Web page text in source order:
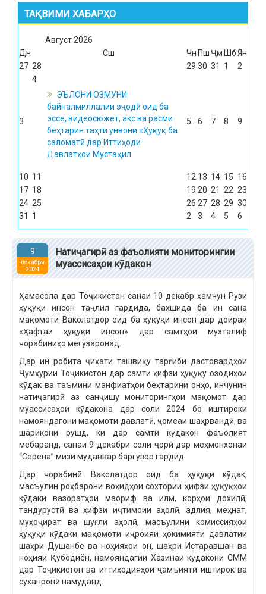
ТАҚВИМИ ХАБАРҲО
Август2026
Дн
Сш Чн Пш Ҷм ШбЯн
27 28 29 30 31 1 2
3
4
ЭЪЛОНИ ОЗМУНИ
байналмиллалии эҷодӣ оид ба
эссе, видеосюжет, акс ва расми
беҳтарин таҳти унвони «Ҳуқуқ ба
саломатӣ дар Иттиҳоди
Давлатҳои Мустақил
5 6 7 8 9
10 11 12 13 14 15 16
17 18 19 20 21 22 23
24 25 26 27 28 29 30
31
1 2 3 4 5 6
9
декабри
2024
Натиҷагирӣ аз фаъолияти мониторингии
муассисаҳои кӯдакон
Ҳамасола дар Тоҷикистон санаи 10 декабр ҳамчун Рӯзи
ҳуқуқи инсон таҷлил гардида, бахшида ба ин сана
мақомоти Ваколатдор оид ба ҳуқуқи инсон дар доираи
«Ҳафтаи ҳуқуқи инсон» дар самтҳои мухталиф
чорабиниҳо мегузаронад.
Дар ин робита ҷиҳати ташвиқу тарғиби дастовардҳои
Ҷумҳурии Тоҷикистон дар самти ҳифзи ҳуқуқу озодиҳои
кӯдак ва таъмини манфиатҳои беҳтарини онҳо, инчунин
натиҷагирӣ аз санҷишу мониторингҳои мақомот дар
муассисаҳои кӯдакона дар соли 2024 бо иштироки
намояндагони мақомоти давлатӣ, ҷомеаи шаҳрвандӣ, ва
шарикони рушд, ки дар самти кӯдакон фаъолият
мебаранд, санаи 9 декабри соли ҷорӣ дар меҳмонхонаи
“Серена” мизи мудаввар баргузор гардид.
Дар чорабинӣ Ваколатдор оид ба ҳуқуқи кӯдак,
масъулин роҳбарони воҳидҳои сохтории ҳифзи ҳуқуқҳои
кӯдаки вазоратҳои маориф ва илм, корҳои дохилӣ,
тандурустӣ ва ҳифзи иҷтимоии аҳолӣ, адлия, меҳнат,
муҳоҷират ва шуғли аҳолӣ, масъулини комиссияҳои
ҳуқуқи кӯдаки мақомоти иҷроияи ҳокимияти давлатии
шаҳри Душанбе ва ноҳияҳои он, шаҳри Истаравшан ва
ноҳияи Қубодиён, намояндагии Хазинаи кӯдакони СММ
дар Тоҷикистон ва иттиҳодияҳои ҷамъиятӣ иштирок ва
суханронӣ намуданд.